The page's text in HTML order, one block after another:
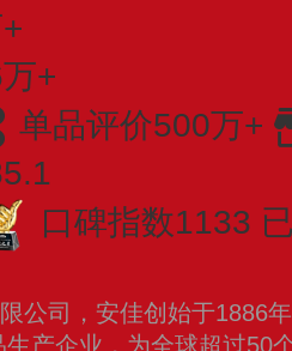
+
单品评价500万+
口碑指数1133
公司，安佳创始于1886
产企业，为全球超过50